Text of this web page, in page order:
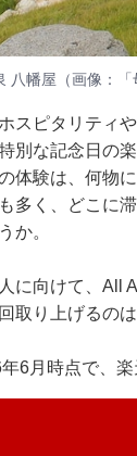
八幡屋（画像：
ホスピタリティ
別な記念日の
体験は、何物
多く、どこに
か。
に向けて、All
取り上げるの
6月時点で、楽